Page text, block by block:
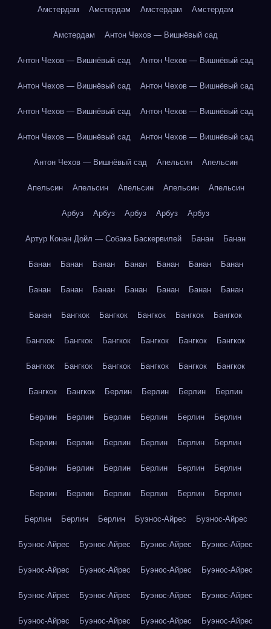
Амстердам Амстердам Амстердам Амстердам
Амстердам Антон Чехов — Вишнёвый сад
Антон Чехов — Вишнёвый сад Антон Чехов — Вишнёвый сад
Антон Чехов — Вишнёвый сад Антон Чехов — Вишнёвый сад
Антон Чехов — Вишнёвый сад Антон Чехов — Вишнёвый сад
Антон Чехов — Вишнёвый сад Антон Чехов — Вишнёвый сад
Антон Чехов — Вишнёвый сад Апельсин Апельсин
Апельсин Апельсин Апельсин Апельсин Апельсин
Арбуз Арбуз Арбуз Арбуз Арбуз
Артур Конан Дойл — Собака Баскервилей Банан Банан
Банан Банан Банан Банан Банан Банан Банан
Банан Банан Банан Банан Банан Банан Банан
Банан Бангкок Бангкок Бангкок Бангкок Бангкок
Бангкок Бангкок Бангкок Бангкок Бангкок Бангкок
Бангкок Бангкок Бангкок Бангкок Бангкок Бангкок
Бангкок Бангкок Берлин Берлин Берлин Берлин
Берлин Берлин Берлин Берлин Берлин Берлин
Берлин Берлин Берлин Берлин Берлин Берлин
Берлин Берлин Берлин Берлин Берлин Берлин
Берлин Берлин Берлин Берлин Берлин Берлин
Берлин Берлин Берлин Буэнос-Айрес Буэнос-Айрес
Буэнос-Айрес Буэнос-Айрес Буэнос-Айрес Буэнос-Айрес
Буэнос-Айрес Буэнос-Айрес Буэнос-Айрес Буэнос-Айрес
Буэнос-Айрес Буэнос-Айрес Буэнос-Айрес Буэнос-Айрес
Буэнос-Айрес Буэнос-Айрес Буэнос-Айрес Буэнос-Айрес